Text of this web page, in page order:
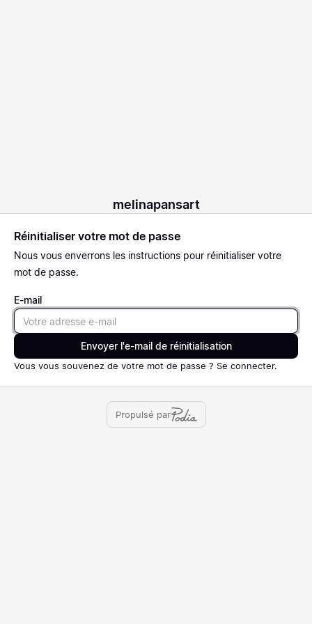
melinapansart
Réinitialiser votre mot de passe
Nous vous enverrons les instructions pour réinitialiser votre
mot de passe.
E-mail
Email
Envoyer l'e-mail de réinitialisation
Vous vous souvenez de votre mot de passe ? Se connecter.
Propulsé par